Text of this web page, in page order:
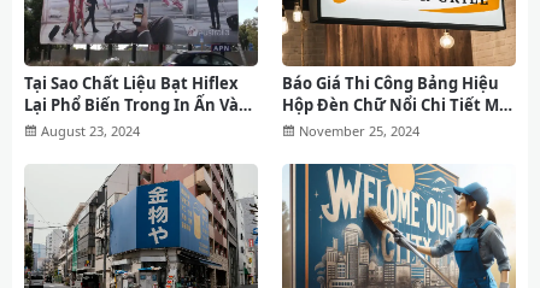
Tại Sao Chất Liệu Bạt Hiflex
Lại Phổ Biến Trong In Ấn Và
Thi Công Bảng Hiệu
August 23, 2024
Báo Giá Thi Công Bảng Hiệu
Hộp Đèn Chữ Nổi Chi Tiết Mới
Nhất
November 25, 2024